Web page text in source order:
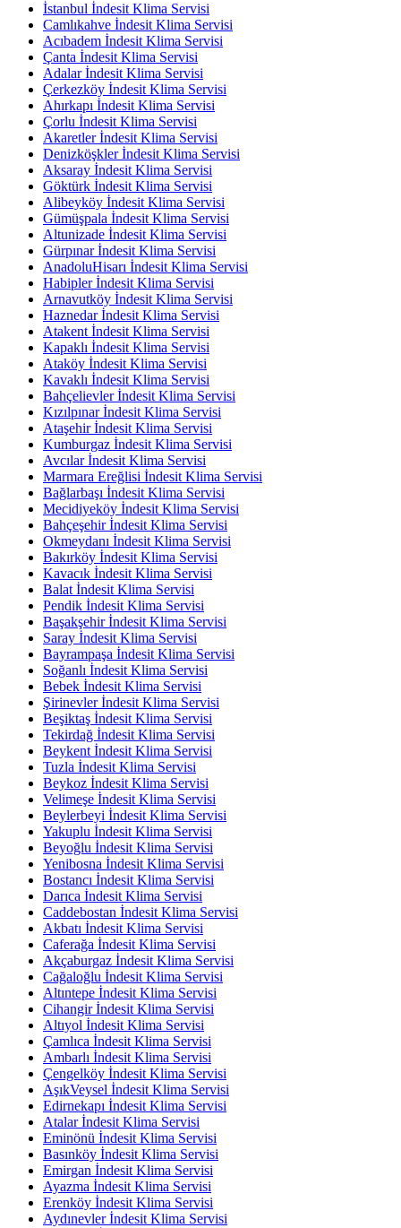
İstanbul İndesit Klima Servisi
Camlıkahve İndesit Klima Servisi
Acıbadem İndesit Klima Servisi
Çanta İndesit Klima Servisi
Adalar İndesit Klima Servisi
Çerkezköy İndesit Klima Servisi
Ahırkapı İndesit Klima Servisi
Çorlu İndesit Klima Servisi
Akaretler İndesit Klima Servisi
Denizköşkler İndesit Klima Servisi
Aksaray İndesit Klima Servisi
Göktürk İndesit Klima Servisi
Alibeyköy İndesit Klima Servisi
Gümüşpala İndesit Klima Servisi
Altunizade İndesit Klima Servisi
Gürpınar İndesit Klima Servisi
AnadoluHisarı İndesit Klima Servisi
Habipler İndesit Klima Servisi
Arnavutköy İndesit Klima Servisi
Haznedar İndesit Klima Servisi
Atakent İndesit Klima Servisi
Kapaklı İndesit Klima Servisi
Ataköy İndesit Klima Servisi
Kavaklı İndesit Klima Servisi
Bahçelievler İndesit Klima Servisi
Kızılpınar İndesit Klima Servisi
Ataşehir İndesit Klima Servisi
Kumburgaz İndesit Klima Servisi
Avcılar İndesit Klima Servisi
Marmara Ereğlisi İndesit Klima Servisi
Bağlarbaşı İndesit Klima Servisi
Mecidiyeköy İndesit Klima Servisi
Bahçeşehir İndesit Klima Servisi
Okmeydanı İndesit Klima Servisi
Bakırköy İndesit Klima Servisi
Kavacık İndesit Klima Servisi
Balat İndesit Klima Servisi
Pendik İndesit Klima Servisi
Başakşehir İndesit Klima Servisi
Saray İndesit Klima Servisi
Bayrampaşa İndesit Klima Servisi
Soğanlı İndesit Klima Servisi
Bebek İndesit Klima Servisi
Şirinevler İndesit Klima Servisi
Beşiktaş İndesit Klima Servisi
Tekirdağ İndesit Klima Servisi
Beykent İndesit Klima Servisi
Tuzla İndesit Klima Servisi
Beykoz İndesit Klima Servisi
Velimeşe İndesit Klima Servisi
Beylerbeyi İndesit Klima Servisi
Yakuplu İndesit Klima Servisi
Beyoğlu İndesit Klima Servisi
Yenibosna İndesit Klima Servisi
Bostancı İndesit Klima Servisi
Darıca İndesit Klima Servisi
Caddebostan İndesit Klima Servisi
Akbatı İndesit Klima Servisi
Caferağa İndesit Klima Servisi
Akçaburgaz İndesit Klima Servisi
Cağaloğlu İndesit Klima Servisi
Altıntepe İndesit Klima Servisi
Cihangir İndesit Klima Servisi
Altıyol İndesit Klima Servisi
Çamlıca İndesit Klima Servisi
Ambarlı İndesit Klima Servisi
Çengelköy İndesit Klima Servisi
AşıkVeysel İndesit Klima Servisi
Edirnekapı İndesit Klima Servisi
Atalar İndesit Klima Servisi
Eminönü İndesit Klima Servisi
Basınköy İndesit Klima Servisi
Emirgan İndesit Klima Servisi
Ayazma İndesit Klima Servisi
Erenköy İndesit Klima Servisi
Aydınevler İndesit Klima Servisi